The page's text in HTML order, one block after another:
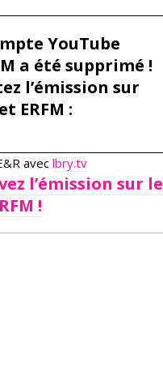
YouTube
a été supprimé !
l’émission sur
ERFM :
avec lbry.tv
l’émission sur le
!